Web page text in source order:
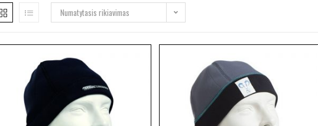
Numatytasis rikiavimas